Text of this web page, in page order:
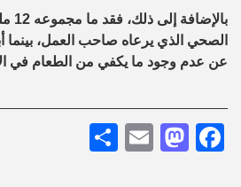
عن عدم وجود ما يكفي من الطعام في
Facebook
Mastodon
Email